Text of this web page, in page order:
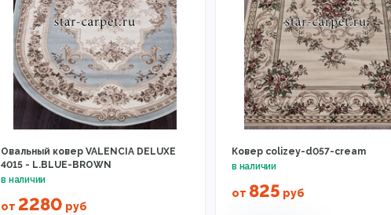
Овальный ковер VALENCIA DELUXE
4015 - L.BLUE-BROWN
от 2280 руб
Ковер colizey-d057-cream
от 825 руб